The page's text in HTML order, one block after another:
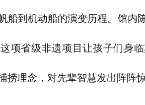
船到机动船的演变历程。馆内
省级非遗项目让孩子们身
理念，对先辈智慧发出阵阵惊